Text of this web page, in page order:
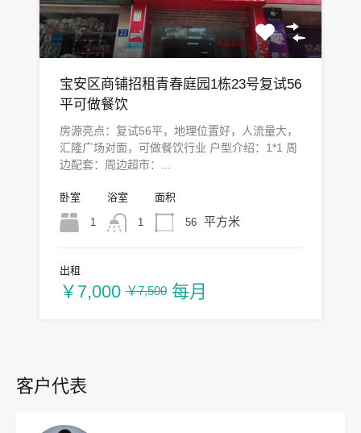
宝安区商铺招租青春庭园1栋23号复试56
平可做餐饮
房源亮点：复试56平，地理位置好，人流量大，
汇隆广场对面，可做餐饮行业 户型介绍：1*1 周
边配套：周边超市：...
卧室
1
浴室
1
面积
56 平方米
出租
￥7,000 ￥7,500 每月
客户代表